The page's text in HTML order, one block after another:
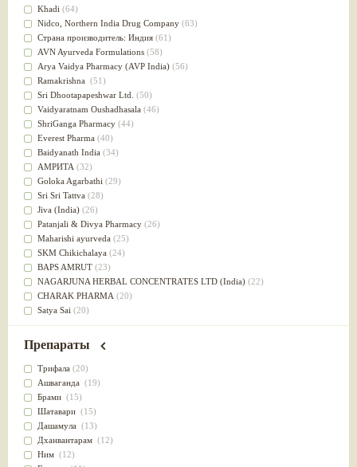
Для здоровья печени
Для тела(39)
для очищения крови(38)
При диабете(38)
Антиоксидант(37)
Для Капха(Кафа) доши
От паразитов(37)
При расстройстве желудка (36)
Успокоительное(36)
Для глаз(34)
от геморроя(34)
Противовоспалительное
Для Питта доши(32)
Для сердца(32)
Для сосудов головного мозга
Для полости рта(32)
Дефицит железа(31)
Для лица(31)
Употребление в пищу
Ароматерапия(29)
Жаропонижающее(29)
для памяти(28)
для почек(28)
Слабительное (28)
Афродизиак(27)
Напитки(27)
Для йоги (27)
Для потенции(26)
Для душа(25)
для концентрации внимания
при нарушении эрекции
Khadi (64)
Nidсo, Northern India Drug Company (63)
Страна производитель: Индия (61)
AVN Ayurveda Formulations (58)
Arya Vaidya Pharmacy (AVP India) (56)
Ramakrishna (51)
Sri Dhootapapeshwar Ltd. (50)
Vaidyaratnam Oushadhasala (46)
ShriGanga Pharmacy (44)
Everest Pharma (40)
Baidyanath India (34)
АМРИТА (32)
Goloka Agarbathi (29)
Sri Sri Tattva (28)
Jiva (India) (26)
Patanjali & Divya Pharmacy (26)
Maharishi ayurveda (25)
SKM Chikichalaya (24)
BAPS AMRUT (23)
NAGARJUNA HERBAL CONCENTRATES LTD (India) (22)
CHARAK PHARMA (20)
Satya Sai (20)
Vyas(20)
Kerala Ayurveda
(19)
Organic India pvt ltd
Lalita(16)
Ashtang Herbals
Alarsin(14)
Vasu Health care
Baraka(13)
Dabur India Ltd
Препараты
Трифала (20)
Ашваганда (19)
Брами (15)
Шатавари (15)
Дашамула (13)
Дханвантарам (12)
Ним (12)